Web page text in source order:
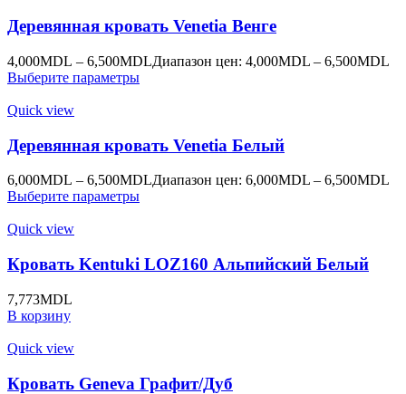
Деревянная кровать Venetia Венге
4,000MDL – 6,500MDLДиапазон цен: 4,000MDL – 6,500MDL
Выберите параметры
Quick view
Деревянная кровать Venetia Белый
6,000MDL – 6,500MDLДиапазон цен: 6,000MDL – 6,500MDL
Выберите параметры
Quick view
Кровать Kentuki LOZ160 Альпийский Белый
7,773MDL
В корзину
Quick view
Кровать Geneva Графит/Дуб